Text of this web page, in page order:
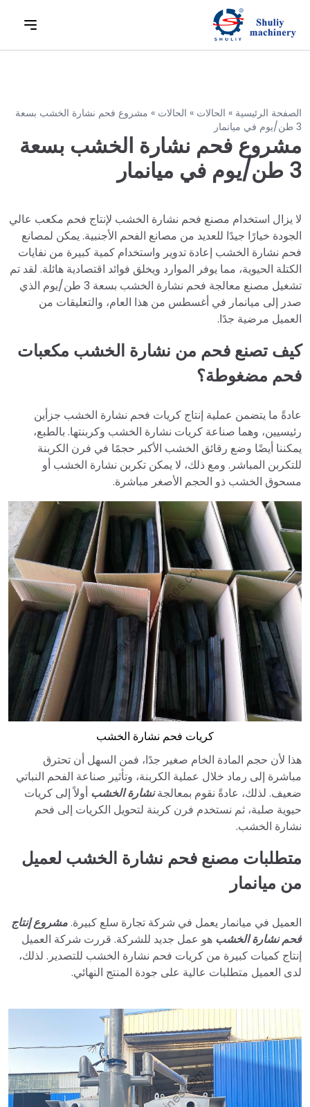
الصفحة الرئيسية » الحالات » الحالات » مشروع فحم نشارة الخشب بسعة
3 طن/يوم في ميانمار
مشروع فحم نشارة الخشب بسعة
3 طن/يوم في ميانمار
لا يزال استخدام مصنع فحم نشارة الخشب لإنتاج فحم مكعب عالي
الجودة خيارًا جيدًا للعديد من مصانع الفحم الأجنبية. يمكن لمصانع
فحم نشارة الخشب إعادة تدوير واستخدام كمية كبيرة من نفايات
الكتلة الحيوية، مما يوفر الموارد ويخلق فوائد اقتصادية هائلة. لقد تم
تشغيل مصنع معالجة فحم نشارة الخشب بسعة 3 طن/يوم الذي
صدر إلى ميانمار في أغسطس من هذا العام، والتعليقات من
العميل مرضية جدًا.
كيف تصنع فحم من نشارة الخشب مكعبات
فحم مضغوطة؟
عادةً ما يتضمن عملية إنتاج كريات فحم نشارة الخشب جزأين
رئيسيين، وهما صناعة كريات نشارة الخشب وكربنتها. بالطبع،
يمكننا أيضًا وضع رقائق الخشب الأكبر حجمًا في فرن الكربنة
للتكربن المباشر. ومع ذلك، لا يمكن تكربن نشارة الخشب أو
مسحوق الخشب ذو الحجم الأصغر مباشرة.
كريات فحم نشارة الخشب
هذا لأن حجم المادة الخام صغير جدًا، فمن السهل أن تحترق
مباشرة إلى رماد خلال عملية الكربنة، وتأثير صناعة الفحم النباتي
ضعيف. لذلك، عادةً نقوم بمعالجةنشارة الخشب أولاً إلى كريات
حيوية صلبة، ثم نستخدم فرن كربنة لتحويل الكريات إلى فحم
نشارة الخشب.
متطلبات مصنع فحم نشارة الخشب لعميل
من ميانمار
العميل في ميانمار يعمل في شركة تجارة سلع كبيرة.مشروع إنتاج
فحم نشارة الخشب هو عمل جديد للشركة. قررت شركة العميل
إنتاج كميات كبيرة من كريات فحم نشارة الخشب للتصدير. لذلك،
لدى العميل متطلبات عالية على جودة المنتج النهائي.